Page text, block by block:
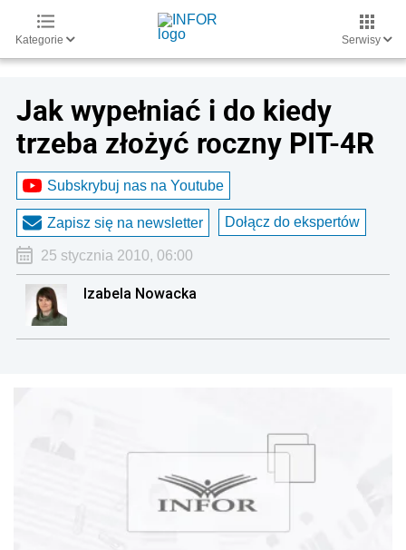
Kategorie Serwisy
Jak wypełniać i do kiedy
trzeba złożyć roczny PIT-4R
Subskrybuj nas na Youtube
Zapisz się na newsletter Dołącz do ekspertów
25 stycznia 2010, 06:00
Izabela Nowacka